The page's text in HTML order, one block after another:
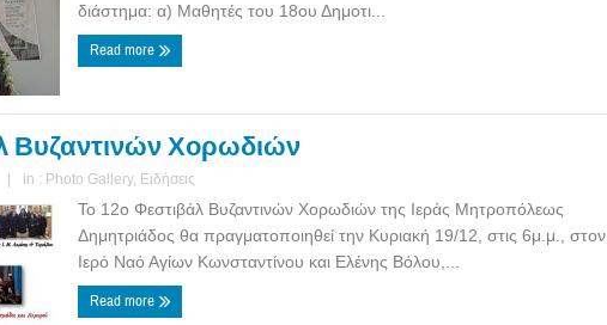
διάστημα: α) Μαθητές του 18ου Δημοτι...
Read more
Βυζαντινών Χορωδιών
in : Photo Gallery, Ειδήσεις
Το 12ο Φεστιβάλ Βυζαντινών Χορωδιών της Ιεράς Μητροπόλεως
Δημητριάδος θα πραγματοποιηθεί την Κυριακή 19/12, στις 6μ.μ., στον
Ιερό Ναό Αγίων Κωνσταντίνου και Ελένης Βόλου,...
Read more